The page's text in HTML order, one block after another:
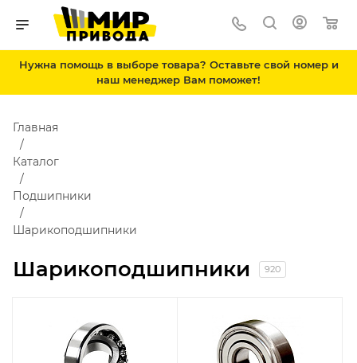
Нужна помощь в выборе товара? Оставьте свой номер и
наш менеджер Вам поможет!
Шарикоподшипники 920
Главная
Каталог
Подшипники
Шарикоподшипники